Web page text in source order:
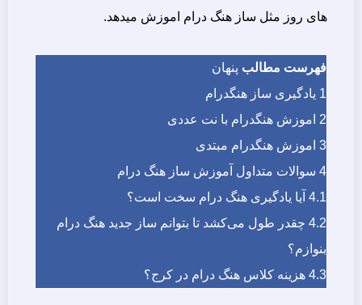
های روز مثل ساز هنگ درام اموزش میدهد.
فهرست مطالب پنهان
1 یادگیری ساز هنگدرام
2 اموزش هنگدرام با نت عددی
3 اموزش هنگدرام مبتدی
4 سوالات متداول آموزش ساز هنگ درام
4.1 آیا یادگیری هنگ درام سخت است؟
4.2 چقدر طول می‌کشد تا بتوانم ساز جدید هنگ درام
بنوازم؟
4.3 هزینه کلاس هنگ درام در کرج؟